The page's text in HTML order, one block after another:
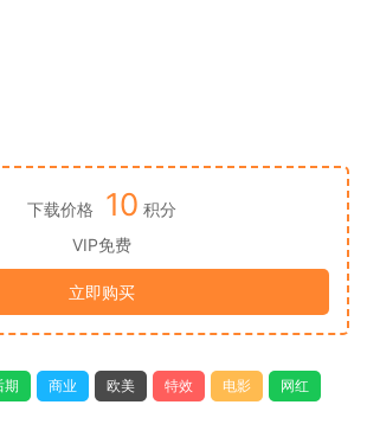
下载价格 10 积分
VIP免费
立即购买
期 商业 欧美 特效 电影
网红